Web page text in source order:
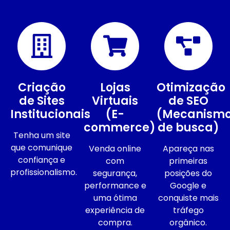
Criação
de Sites
Institucionais
Tenha um site
que comunique
confiança e
profissionalismo.
Lojas
Virtuais
(E-
commerce)
Venda online
com
segurança,
performance e
uma ótima
experiência de
compra.
Otimização
de SEO
de busca)
Apareça nas
primeiras
posições do
Google e
conquiste mais
tráfego
orgânico.